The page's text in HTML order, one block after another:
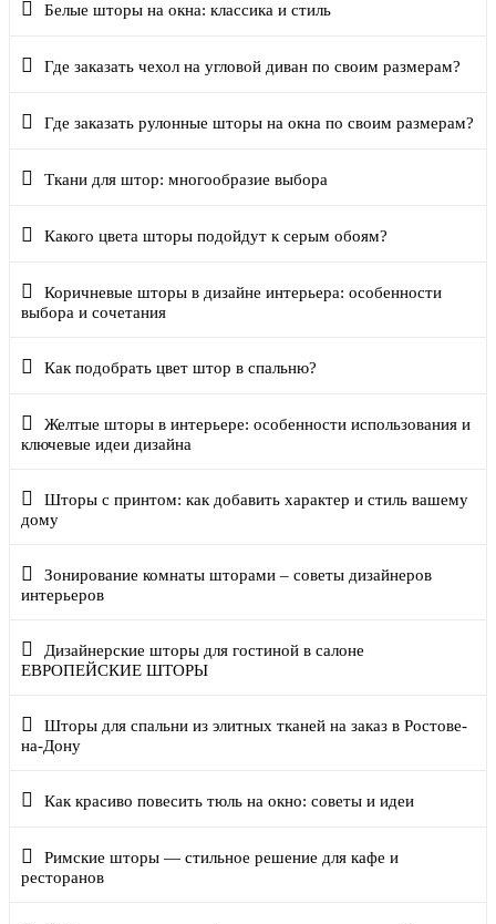
Белые шторы на окна: классика и стиль
Где заказать чехол на угловой диван по своим размерам?
Где заказать рулонные шторы на окна по своим размерам?
Ткани для штор: многообразие выбора
Какого цвета шторы подойдут к серым обоям?
Коричневые шторы в дизайне интерьера: особенности
выбора и сочетания
Как подобрать цвет штор в спальню?
Желтые шторы в интерьере: особенности использования и
ключевые идеи дизайна
Шторы с принтом: как добавить характер и стиль вашему
дому
Зонирование комнаты шторами – советы дизайнеров
интерьеров
Дизайнерские шторы для гостиной в салоне
ЕВРОПЕЙСКИЕ ШТОРЫ
Шторы для спальни из элитных тканей на заказ в Ростове-
на-Дону
Как красиво повесить тюль на окно: советы и идеи
Римские шторы — стильное решение для кафе и
ресторанов